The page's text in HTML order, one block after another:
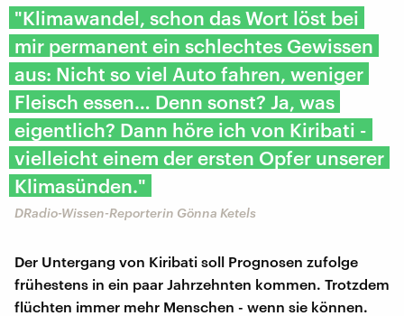
"Klimawandel, schon das Wort löst bei
mir permanent ein schlechtes Gewissen
aus: Nicht so viel Auto fahren, weniger
Fleisch essen… Denn sonst? Ja, was
eigentlich? Dann höre ich von Kiribati -
vielleicht einem der ersten Opfer unserer
Klimasünden."
DRadio-Wissen-Reporterin Gönna Ketels
Der Untergang von Kiribati soll Prognosen zufolge
frühestens in ein paar Jahrzehnten kommen. Trotzdem
flüchten immer mehr Menschen - wenn sie können.